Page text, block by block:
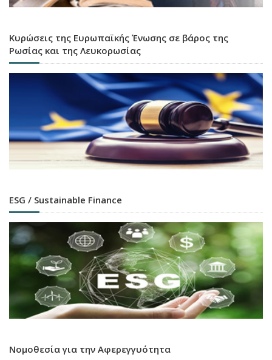
Κυρώσεις της Ευρωπαϊκής Ένωσης σε βάρος της
Ρωσίας και της Λευκορωσίας
ESG / Sustainable Finance
Νομοθεσία για την Αφερεγγυότητα